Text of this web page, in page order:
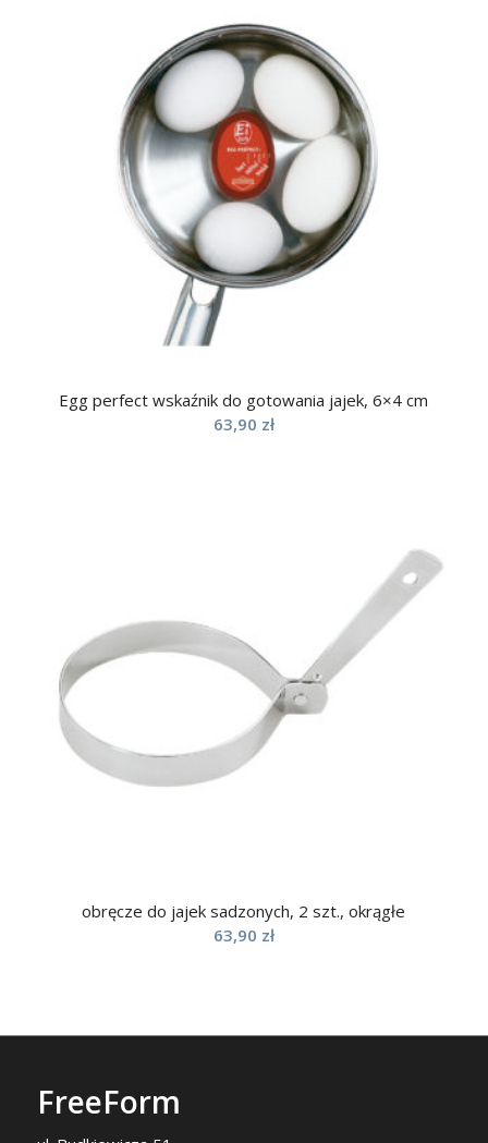
Egg perfect wskaźnik do gotowania jajek, 6×4 cm
63,90 zł
obręcze do jajek sadzonych, 2 szt., okrągłe
63,90 zł
FreeForm